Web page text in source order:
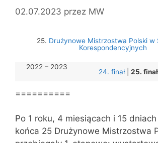
02.07.2023 przez MW
25. Drużynowe Mistrzostwa Polski w
Korespondencyjnych
2022 – 2023
24. finał| 25. finał
==========
Po 1 roku, 4 miesiącach i 15 dniach
końca 25 Drużynowe Mistrzostwa